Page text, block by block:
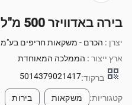
בירה באדוויזר 500 מ"ל פחית
יצרן : הכרם - משקאות חריפים בע"מ
ארץ ייצור : הממלכה המאוחדת
qr_code ברקוד:5014379021417
קטגוריות: משקאות בירות